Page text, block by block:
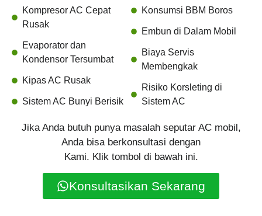
Kompresor AC Cepat
Rusak
Evaporator dan
Kondensor Tersumbat
Kipas AC Rusak
Sistem AC Bunyi Berisik
Konsumsi BBM Boros
Embun di Dalam Mobil
Biaya Servis
Membengkak
Risiko Korsleting di
Sistem AC
Jika Anda butuh punya masalah seputar AC mobil,
Anda bisa berkonsultasi dengan
Kami. Klik tombol di bawah ini.
Konsultasikan Sekarang